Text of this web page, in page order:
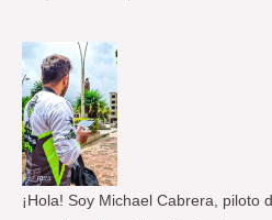
r
p
o
r
:
¡Hola! Soy Michael Cabrera, piloto